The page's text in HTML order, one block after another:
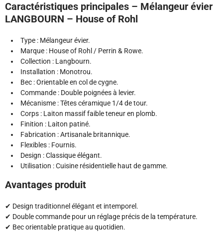
Caractéristiques principales – Mélangeur évier
LANGBOURN – House of Rohl
Type : Mélangeur évier.
Marque : House of Rohl / Perrin & Rowe.
Collection : Langbourn.
Installation : Monotrou.
Bec : Orientable en col de cygne.
Commande : Double poignées à levier.
Mécanisme : Têtes céramique 1/4 de tour.
Corps : Laiton massif faible teneur en plomb.
Finition : Laiton patiné.
Fabrication : Artisanale britannique.
Flexibles : Fournis.
Design : Classique élégant.
Utilisation : Cuisine résidentielle haut de gamme.
Avantages produit
✔ Design traditionnel élégant et intemporel.
✔ Double commande pour un réglage précis de la température.
✔ Bec orientable pratique au quotidien.